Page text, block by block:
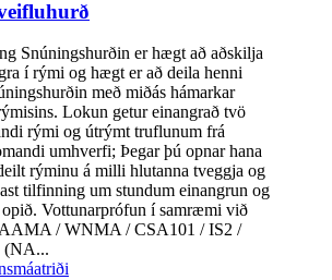
Snúningshurðin er hægt að aðskilja
í rými og hægt er að deila henni
með miðás hámarkar
Lokun getur einangrað tvö
rými og útrýmt truflunum frá
umhverfi; Þegar þú opnar hana
rýminu á milli hlutanna tveggja og
tilfinning um stundum einangrun og
opið. Vottunarprófun í samræmi við
/ WNMA / CSA101 / IS2 /
(NA...
smáatriði